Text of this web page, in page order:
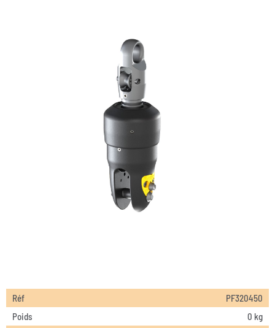
Inventé par Karver, le hook KFH est plus qu’éprouvé. Il équipe plus de
70 % des Imocas depuis plus de 10 ans. Il ne s’agit pas pour autant
d’un produit exclusivement réservé à la course. On le trouve de plus en
plus sur des voiliers de voyage et particulièrement des catamarans
pour leurs trinquettes ou codes 0. Si vous souhaitez en savoir plus
sur les nombreux avantages d’un hook, prenez le temps de lire notre
article KarverPedia sur ce sujet.
Réf
PF320450
Poids
0 kg